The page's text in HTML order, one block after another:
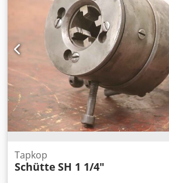
Tapkop
Schütte SH 1 1/4"